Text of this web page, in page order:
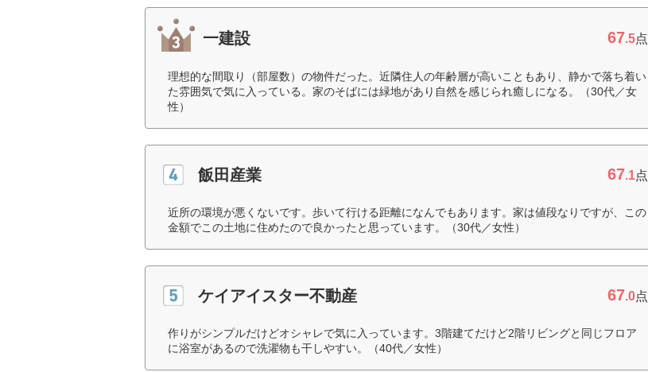
一建設 67.5点
理想的な間取り（部屋数）の物件だった。近隣住人の年齢層が高いこともあり、静かで落ち着い
た雰囲気で気に入っている。家のそばには緑地があり自然を感じられ癒しになる。（30代／女
性）
飯田産業 67.1点
近所の環境が悪くないです。歩いて行ける距離になんでもあります。家は値段なりですが、この
金額でこの土地に住めたので良かったと思っています。（30代／女性）
ケイアイスター不動産 67.0点
作りがシンプルだけどオシャレで気に入っています。3階建てだけど2階リビングと同じフロア
に浴室があるので洗濯物も干しやすい。（40代／女性）